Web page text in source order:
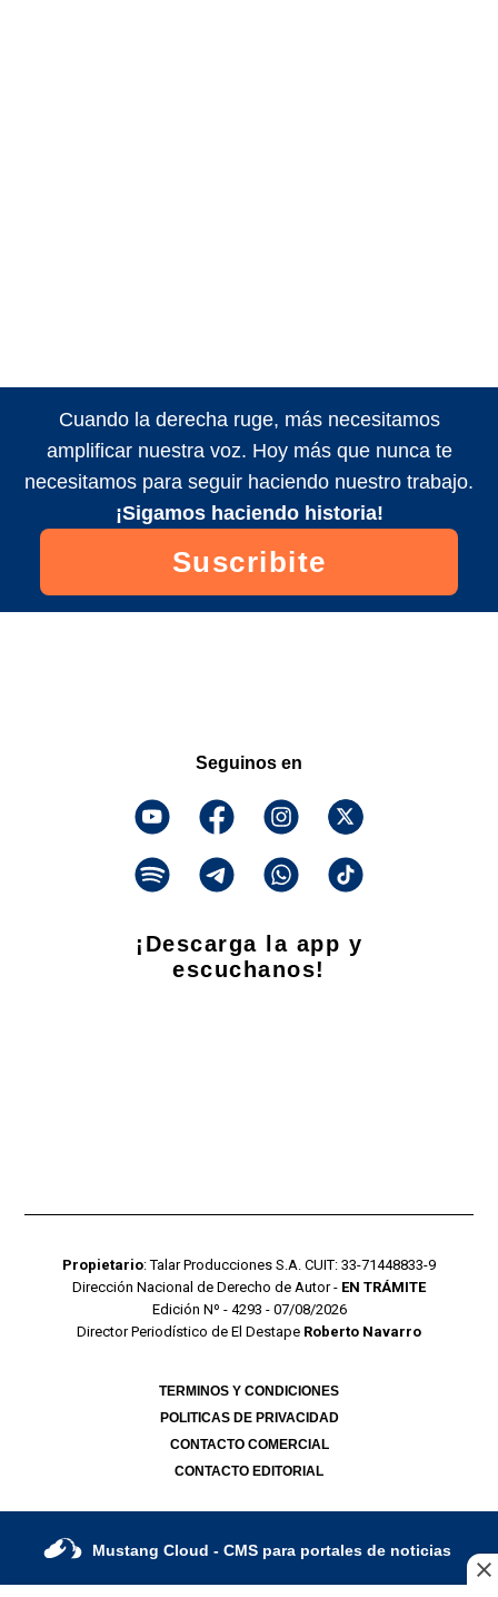
Cuando la derecha ruge, más necesitamos
amplificar nuestra voz. Hoy más que nunca te
necesitamos para seguir haciendo nuestro trabajo.
¡Sigamos haciendo historia!
Suscribite
Seguinos en
¡Descarga la app y
escuchanos!
Propietario: Talar Producciones S.A. CUIT: 33-71448833-9
Dirección Nacional de Derecho de Autor - EN TRÁMITE
Edición Nº - 4293 - 07/08/2026
Director Periodístico de El Destape Roberto Navarro
TERMINOS Y CONDICIONES
POLITICAS DE PRIVACIDAD
CONTACTO COMERCIAL
CONTACTO EDITORIAL
Mustang Cloud - CMS para portales de noticias